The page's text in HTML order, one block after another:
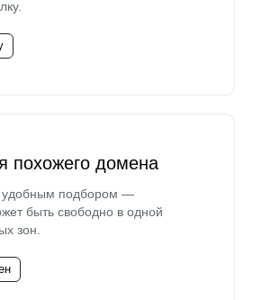
похожего домена
удобным подбором —
быть свободно в одной
зон.